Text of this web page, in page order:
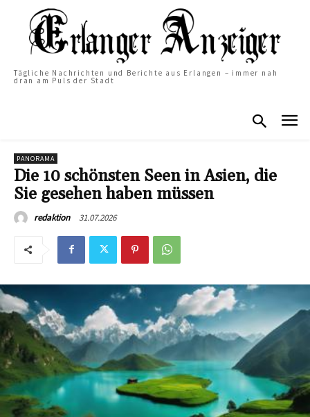
Tägliche Nachrichten und Berichte aus Erlangen – immer nah
dran am Puls der Stadt
PANORAMA
Die 10 schönsten Seen in Asien, die
Sie gesehen haben müssen
redaktion 31.07.2026